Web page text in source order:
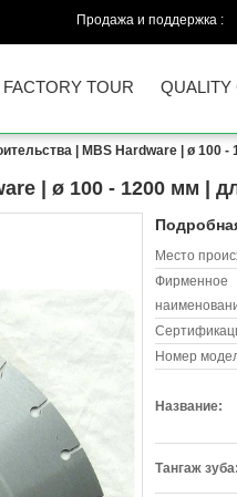
Продажа и поддержка :
FACTORY TOUR QUALITY
| MBS Hardware | ø 100 -
| ø 100 - 1200 мм |
Место
Фирменное
Номер
Название:
Тангаж зуба: